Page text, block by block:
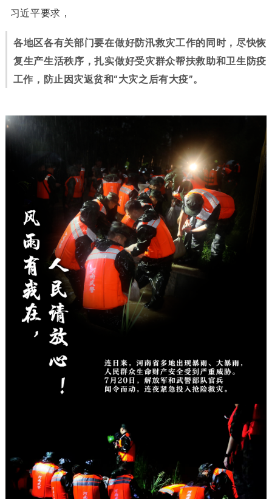
习近平要求，
各地区各有关部门要在做好防汛救灾工作的同时，尽快恢
复生产生活秩序，扎实做好受灾群众帮扶救助和卫生防疫
工作，防止因灾返贫和“大灾之后有大疫”。